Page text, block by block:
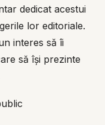
dedicat acestui
lor editoriale.
interes să îi
să își prezinte